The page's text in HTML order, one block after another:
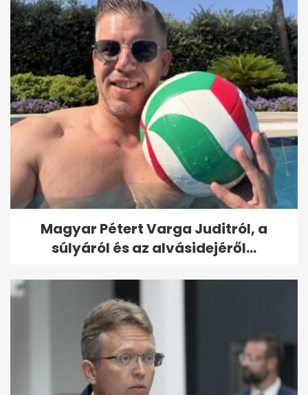
Magyar Pétert Varga Juditról, a
súlyáról és az alvásidejéről...